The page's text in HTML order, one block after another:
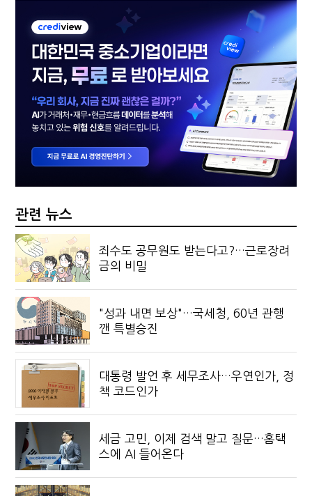
관련 뉴스
죄수도 공무원도 받는다고?…근로장려
금의 비밀
"성과 내면 보상"…국세청, 60년 관행
깬 특별승진
대통령 발언 후 세무조사…우연인가, 정
책 코드인가
세금 고민, 이제 검색 말고 질문…홈택
스에 AI 들어온다